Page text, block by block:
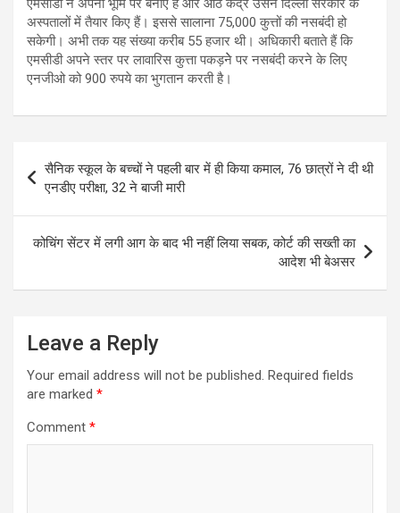
एमसीडी ने अपनी भूमि पर बनाए हैं और आठ केंद्र उसने दिल्ली सरकार के
अस्पतालों में तैयार किए हैं। इससे सालाना 75,000 कुत्तों की नसबंदी हो
सकेगी। अभी तक यह संख्या करीब 55 हजार थी। अधिकारी बताते हैं कि
एमसीडी अपने स्तर पर लावारिस कुत्ता पकड़नेे पर नसबंदी करने के लिए
एनजीओ को 900 रुपये का भुगतान करती है।
Post
navigation
सैनिक स्कूल के बच्चों ने पहली बार में ही किया कमाल, 76 छात्रों ने दी थी
एनडीए परीक्षा, 32 ने बाजी मारी
कोचिंग सेंटर में लगी आग के बाद भी नहीं लिया सबक, कोर्ट की सख्ती का
आदेश भी बेअसर
Leave a Reply
Your email address will not be published. Required fields
are marked *
Comment *